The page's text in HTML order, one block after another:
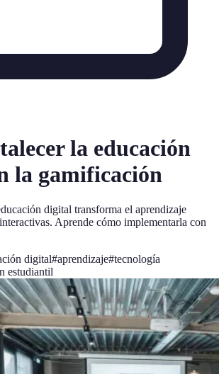
la educación
la gamificación
digital transforma el aprendizaje
Aprende cómo implementarla con
digital#aprendizaje#tecnología
estudiantil